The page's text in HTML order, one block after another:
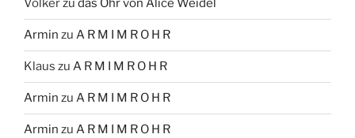
Volkerzu das Ohr von Alice Weidel
Armin zu A R M I M R O H R
Klaus zu A R M I M R O H R
Armin zu A R M I M R O H R
Armin zu A R M I M R O H R